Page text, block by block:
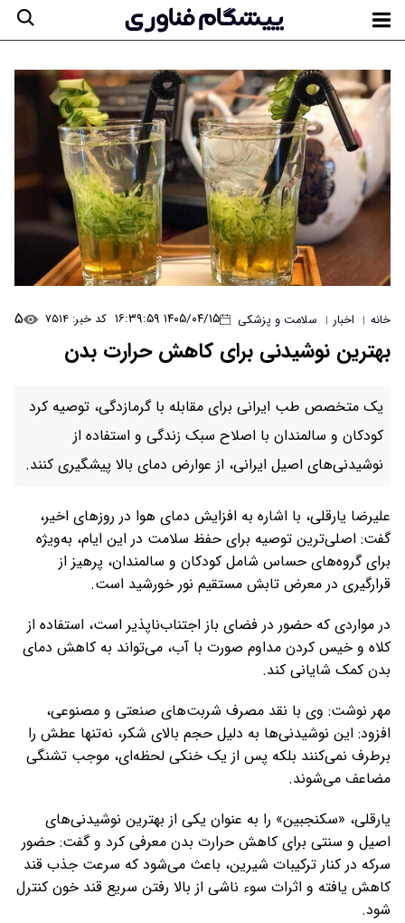
خانه | اخبار | سلامت و پزشکی ۱۴۰۵/۰۴/۱۵ ۱۶:۳۹:۵۹ کد خبر: ۷۵۱۴ ۵
بهترین نوشیدنی‌ برای کاهش حرارت بدن
یک متخصص طب ایرانی برای مقابله با گرمازدگی، توصیه کرد
کودکان و سالمندان با اصلاح سبک زندگی و استفاده از
نوشیدنی‌های اصیل ایرانی، از عوارض دمای بالا پیشگیری کنند.
علیرضا یارقلی، با اشاره به افزایش دمای هوا در روزهای اخیر،
گفت: اصلی‌ترین توصیه برای حفظ سلامت در این ایام، به‌ویژه
برای گروه‌های حساس شامل کودکان و سالمندان، پرهیز از
قرارگیری در معرض تابش مستقیم نور خورشید است.
در مواردی که حضور در فضای باز اجتناب‌ناپذیر است، استفاده از
کلاه و خیس کردن مداوم صورت با آب، می‌تواند به کاهش دمای
بدن کمک شایانی کند.
مهر نوشت: وی با نقد مصرف شربت‌های صنعتی و مصنوعی،
افزود: این نوشیدنی‌ها به دلیل حجم بالای شکر، نه‌تنها عطش را
برطرف نمی‌کنند بلکه پس از یک خنکی لحظه‌ای، موجب تشنگی
مضاعف می‌شوند.
یارقلی، «سکنجبین» را به عنوان یکی از بهترین نوشیدنی‌های
اصیل و سنتی برای کاهش حرارت بدن معرفی کرد و گفت: حضور
سرکه در کنار ترکیبات شیرین، باعث می‌شود که سرعت جذب قند
کاهش یافته و اثرات سوء ناشی از بالا رفتن سریع قند خون کنترل
شود.